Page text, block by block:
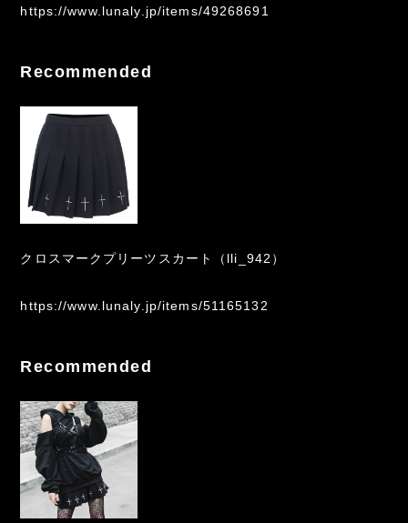
https://www.lunaly.jp/items/49268691
Recommended
クロスマークプリーツスカート（lli_942）
https://www.lunaly.jp/items/51165132
Recommended